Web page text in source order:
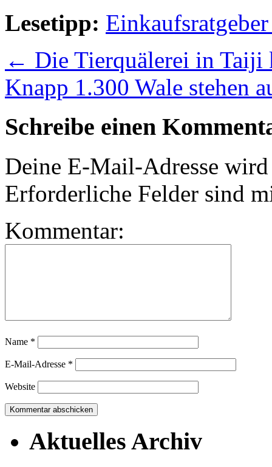
Lesetipp:
← Die Tierquälerei in Taiji
Knapp 1.300 Wale stehen
Schreibe einen
Deine E-Mail-Adresse
Erforderliche Felder sind
Kommentar:
Name *
E-Mail-Adresse *
Website
Aktuelles Archiv